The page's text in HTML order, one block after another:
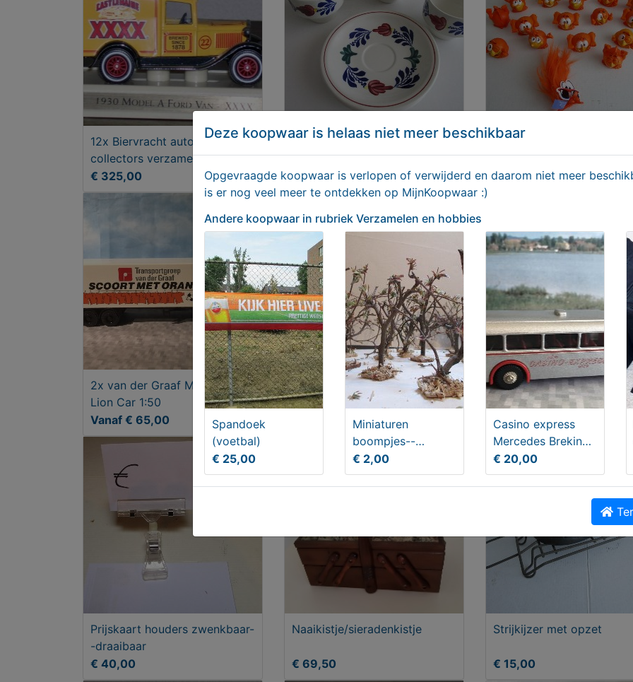
12x Biervracht auto's Unieke
collectors verzameling metaal
€ 325,00
Boerenbont diverse
T.e.a.b.
Oranje poppetjes
€ 10,00
2x van der Graaf Mercedes
Lion Car 1:50
Vanaf € 65,00
1x Mio 350 en 3x Mio 550
PDA
Strijkijzer met onderzetter
€ 20,00
Prijskaart houders zwenkbaar-
-draaibaar
€ 40,00
Naaikistje/sieradenkistje
€ 69,50
Strijkijzer met opzet
€ 15,00
Deze koopwaar is helaas niet meer beschikbaar
Opgevraagde koopwaar is verlopen of verwijderd en daarom niet meer
is er nog veel meer te ontdekken op MijnKoopwaar :)
Andere koopwaar in rubriek Verzamelen en hobbies
Spandoek
(voetbal)
€ 25,00
Miniaturen
boompjes--
ladders--
houtstapels
€ 2,00
Casino express
Mercedes Brekina
HO
€ 20,00